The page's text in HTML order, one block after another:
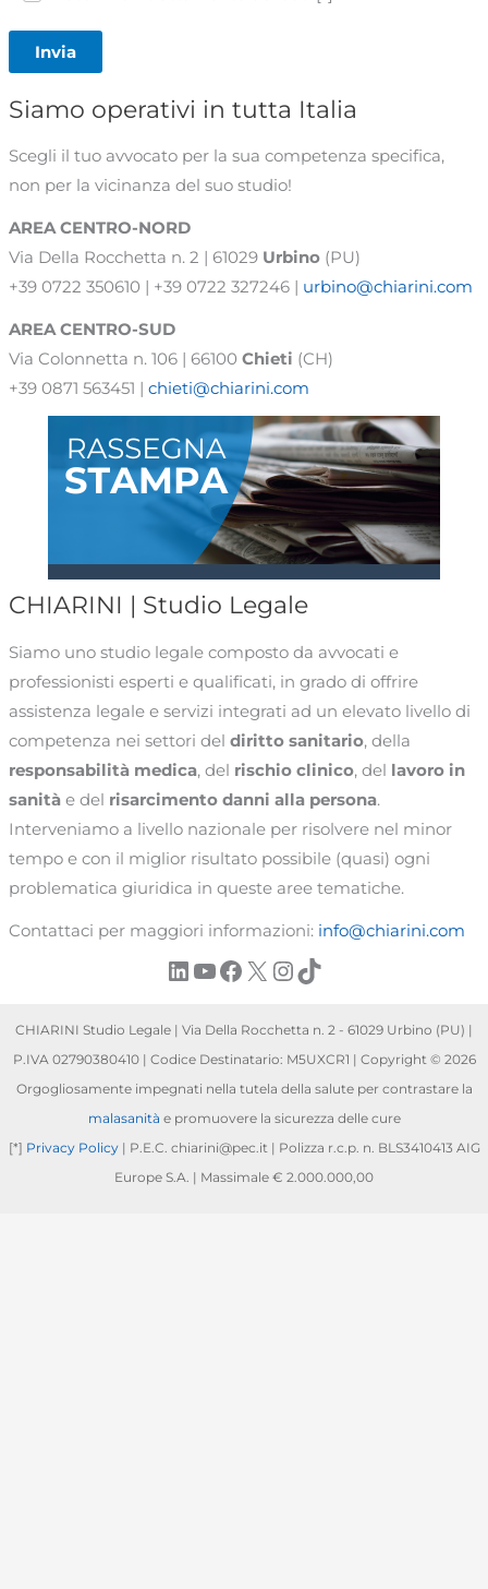
Invia
Siamo operativi in tutta Italia
Scegli il tuo avvocato per la sua competenza specifica,
non per la vicinanza del suo studio!
AREA CENTRO-NORD
Via Della Rocchetta n. 2 | 61029 Urbino (PU)
+39 0722 350610 | +39 0722 327246 | urbino@chiarini.com
AREA CENTRO-SUD
Via Colonnetta n. 106 | 66100 Chieti (CH)
+39 0871 563451 | chieti@chiarini.com
CHIARINI | Studio Legale
Siamo uno studio legale composto da avvocati e
professionisti esperti e qualificati, in grado di offrire
assistenza legale e servizi integrati ad un elevato livello di
competenza nei settori del diritto sanitario, della
responsabilità medica, del rischio clinico, del lavoro in
sanità e del risarcimento danni alla persona.
Interveniamo a livello nazionale per risolvere nel minor
tempo e con il miglior risultato possibile (quasi) ogni
problematica giuridica in queste aree tematiche.
Contattaci per maggiori informazioni: info@chiarini.com
LinkedIn
YouTube
Facebook
X Instagram
TikTok
CHIARINI Studio Legale | Via Della Rocchetta n. 2 - 61029 Urbino (PU) |
P.IVA 02790380410 | Codice Destinatario: M5UXCR1 | Copyright © 2026
Orgogliosamente impegnati nella tutela della salute per contrastare la
malasanità e promuovere la sicurezza delle cure
[*] Privacy Policy| P.E.C. chiarini@pec.it | Polizza r.c.p. n. BLS3410413 AIG
Europe S.A. | Massimale € 2.000.000,00